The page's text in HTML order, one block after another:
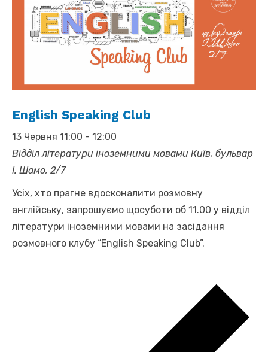
English Speaking Club
13 Червня 11:00 - 12:00
Відділ літератури іноземними мовами Київ, бульвар
І. Шамо, 2/7
Усіх, хто прагне вдосконалити розмовну
англійську, запрошуємо щосуботи об 11.00 у відділ
літератури іноземними мовами на засідання
розмовного клубу “English Speaking Club”.